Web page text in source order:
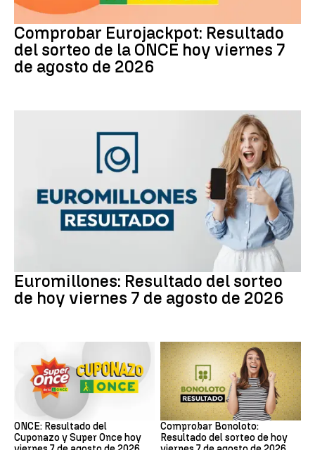
Eurojackpot
Comprobar Eurojackpot: Resultado
del sorteo de la ONCE hoy viernes 7
de agosto de 2026
Euromillones: Resultado del sorteo
de hoy viernes 7 de agosto de 2026
ONCE: Resultado del
Cuponazo y Super Once hoy
Bonoloto
Comprobar Bonoloto:
Resultado del sorteo de hoy